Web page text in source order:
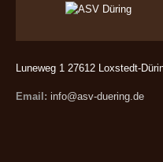
Luneweg 1 27612 Loxstedt-
Email: info@asv-duering.de